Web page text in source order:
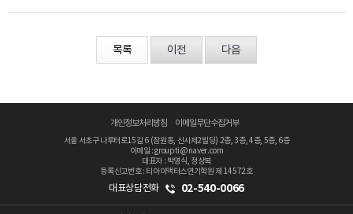
목록 이전 다음
개인정보처리방침 이메일무단수집거부
서울 서초구 나루터로15길 6 (잠원동, 신사제2빌딩) 2층, 3층, 4층, 5층, 6층
이메일 : groupti@naver.com
대표자 : 박영식, 정상복
등록신고번호 : 티아이액터스연기학원 제 14572호
대표상담전화 02-540-0066